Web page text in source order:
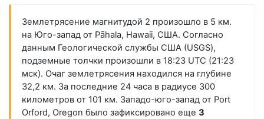
Землетрясение магнитудой 2 произошло в 5 км.
на Юго-запад от Pāhala, Hawaii, США. Согласно
данным Геологической службы США (USGS),
подземные толчки произошли в 18:23 UTC (21:23
мск). Очаг землетрясения находился на глубине
32,2 км. За последние 24 часа в радиусе 300
километров от 101 км. Западо-юго-запад от Port
Orford, Oregon было зафиксировано еще 3